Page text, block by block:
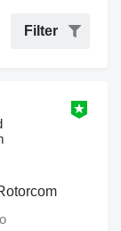
Filter